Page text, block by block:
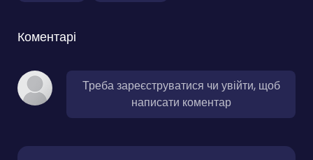
Коментарі
Треба зареєструватися чи увійти, щоб
написати коментар